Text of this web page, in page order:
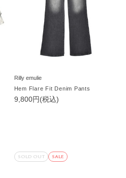
Rilly emulie
Hem Flare Fit Denim Pants
9,800円(税込)
SOLD OUT SALE